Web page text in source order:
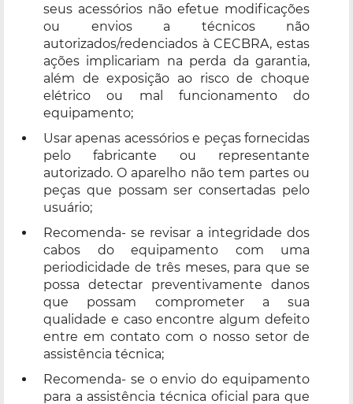
seus acessórios não efetue modificações
ou envios a técnicos não
autorizados/redenciados à CECBRA, estas
ações implicariam na perda da garantia,
além de exposição ao risco de choque
elétrico ou mal funcionamento do
equipamento;
Usar apenas acessórios e peças fornecidas
pelo fabricante ou representante
autorizado. O aparelho não tem partes ou
peças que possam ser consertadas pelo
usuário;
Recomenda- se revisar a integridade dos
cabos do equipamento com uma
periodicidade de três meses, para que se
possa detectar preventivamente danos
que possam comprometer a sua
qualidade e caso encontre algum defeito
entre em contato com o nosso setor de
assistência técnica;
Recomenda- se o envio do equipamento
para a assistência técnica oficial para que